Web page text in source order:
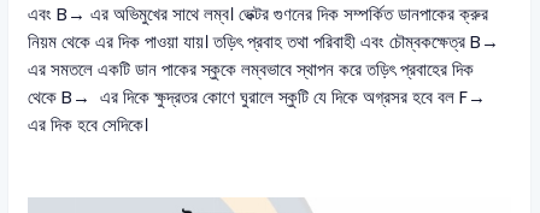
এবং B→ এর অভিমুখের সাথে লম্ব। ভেক্টর গুণনের দিক সম্পর্কিত ডানপাকের ক্রুর
নিয়ম থেকে এর দিক পাওয়া যায়। তড়িৎ প্রবাহ তথা পরিবাহী এবং চৌম্বকক্ষেত্র B→
এর সমতলে একটি ডান পাকের স্কুকে লম্বভাবে স্থাপন করে তড়িৎ প্রবাহের দিক
থেকে B→ এর দিকে ক্ষুদ্রতর কোণে ঘুরালে স্কুটি যে দিকে অগ্রসর হবে বল F→
এর দিক হবে সেদিকে।